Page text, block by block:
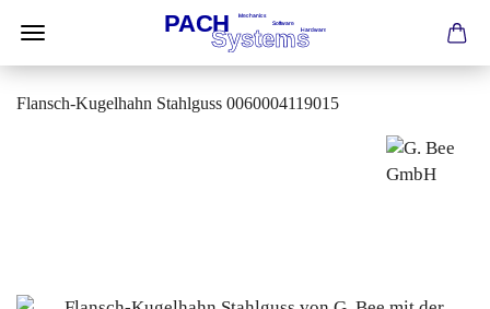
Flansch-Kugelhahn Stahlguss 0060004119015